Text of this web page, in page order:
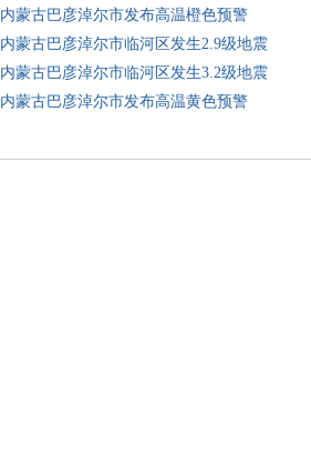
内蒙古巴彦淖尔市发布高温橙色预警
内蒙古巴彦淖尔市临河区发生2.9级地震
内蒙古巴彦淖尔市临河区发生3.2级地震
内蒙古巴彦淖尔市发布高温黄色预警